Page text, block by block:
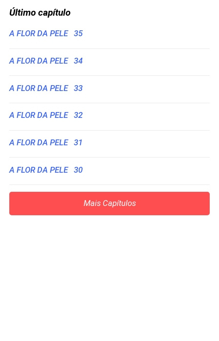
Último capítulo
A FLOR DA PELE 35
A FLOR DA PELE 34
A FLOR DA PELE 33
A FLOR DA PELE 32
A FLOR DA PELE 31
A FLOR DA PELE 30
Mais Capítulos